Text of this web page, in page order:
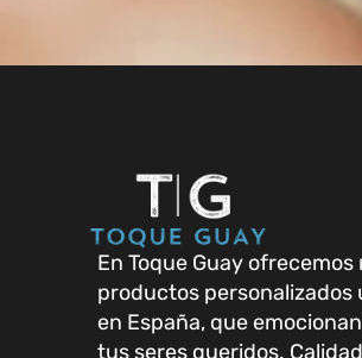
En Toque Guay ofrecemos
productos personalizados
en España, que
tus seres queridos.